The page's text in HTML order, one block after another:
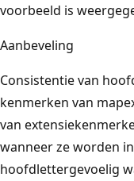
voorbeeld is
Aanbeveling
Consistentie van
kenmerken van
van
wanneer ze worden
hoofdlettergevoelig